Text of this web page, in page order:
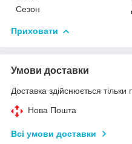
Сезон
Приховати
Умови доставки
Доставка здійснюється тільки
Нова Пошта
Всі умови доставки